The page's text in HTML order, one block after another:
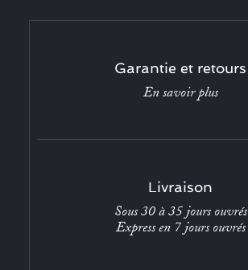
Garantie et retours
En savoir plus
Livraison
Sous 30 à 35 jours ouvrés
Express en 7 jours ouvrés